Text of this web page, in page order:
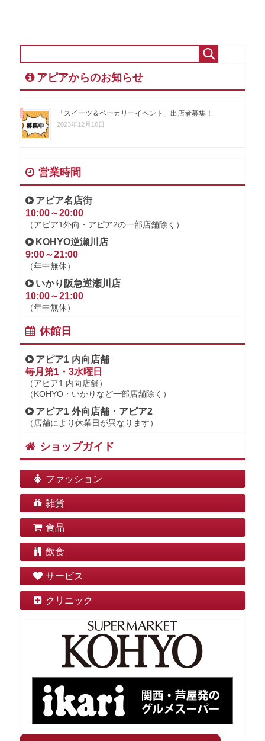
アピアからのお知らせ
「スイーツ＆ベーカリーイベント」出店者募集！
2023年12月16日
営業時間
アピア名店街
10:00～20:00
（アピア1外向・アピア2の一部店舗除く）
KOHYO逆瀬川店
9:00～21:00
（年中無休）
いかり阪急逆瀬川店
10:00～21:00
（年中無休）
休館日
アピア1 内向店舗
毎月第1・3水曜日
（アピア1 内向店舗）
（KOHYO・いかりなど一部店舗除く）
アピア1 外向店舗・アピア2
（店舗により休業日が異なります）
ショップガイド
ファッション
雑貨
食品
飲食
サービス
クリニック